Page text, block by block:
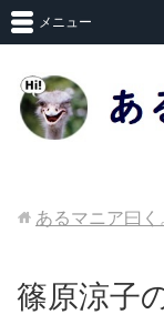
メニュー
あるマニア曰く
篠原涼子